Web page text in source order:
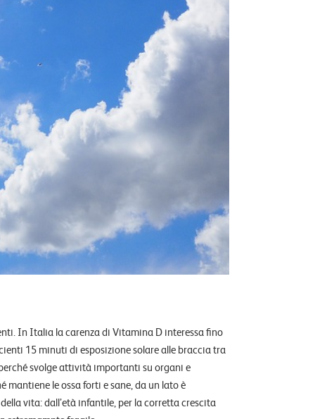
In Italia la carenza di Vitamina D interessa fino
15 minuti di esposizione solare alle braccia tra
svolge attività importanti su organi e
mantiene le ossa forti e sane, da un lato è
vita: dall’età infantile, per la corretta crescita